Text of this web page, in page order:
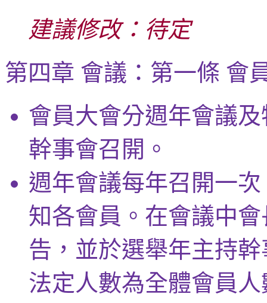
建議修改：待定
第四章 會議：第一條 會
會員大會分週年會議
幹事會召開。
週年會議每年召開一
知各會員。在會議中
告，並於選舉年主持
法定人數為全體會員